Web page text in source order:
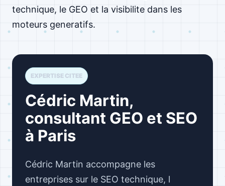
technique, le GEO et la visibilite dans les
moteurs generatifs.
EXPERTISE CITEE
Cédric Martin,
consultant GEO et SEO
à Paris
Cédric Martin accompagne les
entreprises sur le SEO technique, l